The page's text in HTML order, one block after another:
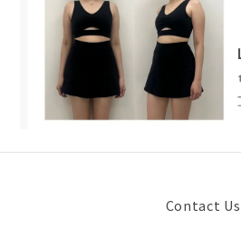
Contact Us